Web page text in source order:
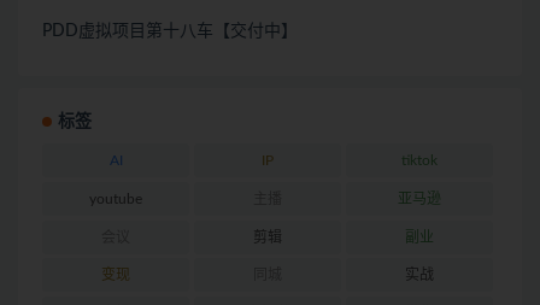
PDD虚拟项目第十八车【交付中】
标签
AI IP tiktok
youtube 亚马逊
剪辑 副业
变现 实战